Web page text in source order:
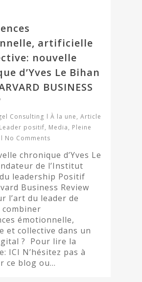
artificielle
nouvelle
d’Yves Le Bihan
BUSINESS
Consulting À la une, Article
Leader positif, Media, Pleine
No Comments
chronique d’Yves Le
de l’Institut
leadership Positif
Business Review
l’art du leader de
combiner
émotionnelle,
et collective dans un
? Pour lire la
ICI N’hésitez pas à
ce blog ou…